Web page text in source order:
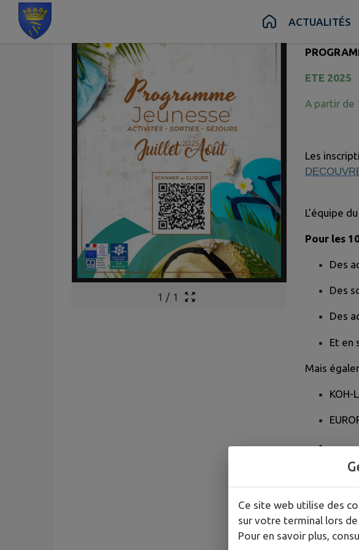
Contenu ACTUALITÉS
1 / 1
Publié le
ETE 2025
A partir de
Les
L’équipe
Pour les
Des
Des
Des
Et en
Mais
KOH-
Pour
scolaire en
Ce site web utilise des
sur votre terminal lors
Pour en savoir plus,